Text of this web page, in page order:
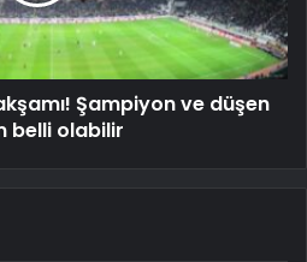
Şampiyon ve düşen
belli olabilir